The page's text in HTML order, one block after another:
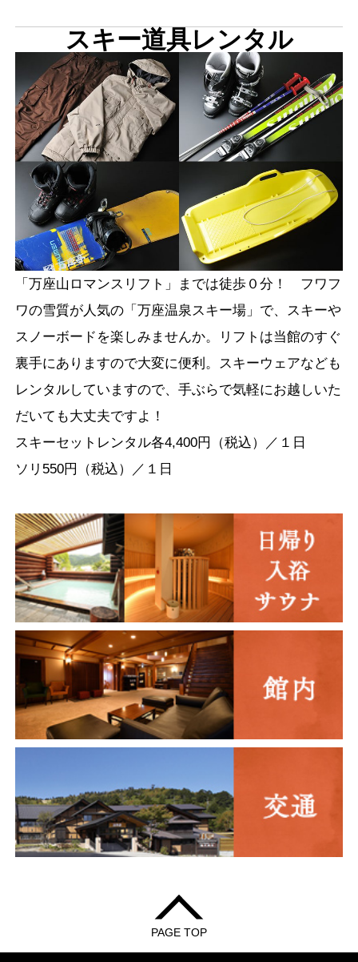
スキー道具レンタル
「万座山ロマンスリフト」までは徒歩０分！ フワフ
ワの雪質が人気の「万座温泉スキー場」で、スキーや
スノーボードを楽しみませんか。リフトは当館のすぐ
裏手にありますので大変に便利。スキーウェアなども
レンタルしていますので、手ぶらで気軽にお越しいた
だいても大丈夫ですよ！
スキーセットレンタル各4,400円（税込）／１日
ソリ550円（税込）／１日
PAGE TOP